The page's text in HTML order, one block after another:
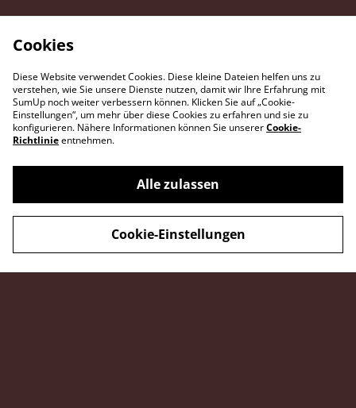
Kontakt
Legal Terms
Privacy Policy
Cookie Policy
Cookies
Diese Website verwendet Cookies. Diese kleine Dateien helfen uns zu
verstehen, wie Sie unsere Dienste nutzen, damit wir Ihre Erfahrung mit
SumUp noch weiter verbessern können. Klicken Sie auf „Cookie-
Einstellungen“, um mehr über diese Cookies zu erfahren und sie zu
konfigurieren. Nähere Informationen können Sie unsererCookie-
Richtlinieentnehmen.
Alle zulassen
Cookie-Einstellungen